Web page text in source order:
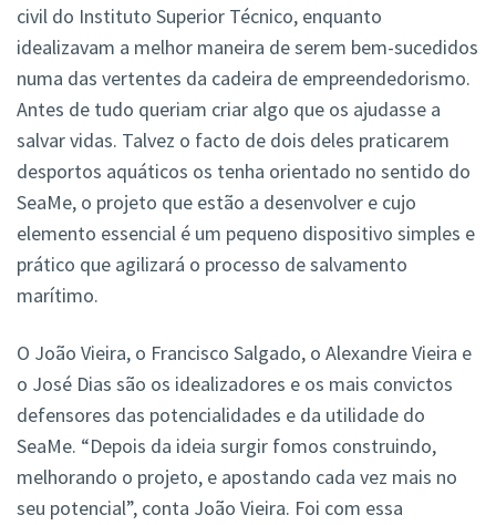
civil do Instituto Superior Técnico, enquanto
idealizavam a melhor maneira de serem bem-sucedidos
numa das vertentes da cadeira de empreendedorismo.
Antes de tudo queriam criar algo que os ajudasse a
salvar vidas. Talvez o facto de dois deles praticarem
desportos aquáticos os tenha orientado no sentido do
SeaMe, o projeto que estão a desenvolver e cujo
elemento essencial é um pequeno dispositivo simples e
prático que agilizará o processo de salvamento
marítimo.
O João Vieira, o Francisco Salgado, o Alexandre Vieira e
o José Dias são os idealizadores e os mais convictos
defensores das potencialidades e da utilidade do
SeaMe. “Depois da ideia surgir fomos construindo,
melhorando o projeto, e apostando cada vez mais no
seu potencial”, conta João Vieira. Foi com essa